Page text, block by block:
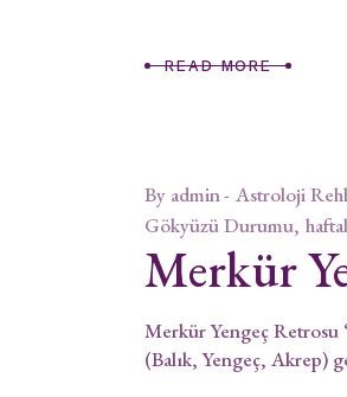
READ MORE
By admin Astroloji
Gökyüzü Durumu
Merkür
Merkür Yengeç Retrosu
(Balık, Yengeç, Akrep)